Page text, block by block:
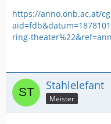
https://anno.onb.ac.at/
ring-
Stahlelefant
Meister